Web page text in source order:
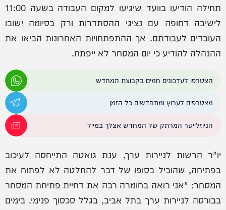
תחילה הודיעו בוועד שיגיעו למקום העבודה בשעה 11:00
לישיבה דחופה עם נציגי ההסתדרות ורק בסיומה ישובו
העובדים לעבודתם. אך ההתפתחויות האחרונות הביאו את
ההנהלה להודיע כי יום המסחר לא ייפתח.
הצטרפו לעדכונים חמים בקבוצת המחדש
מצטרפים לערוץ ומתחדשים כל הזמן
הניוזלייטר המרתק של המחדש אצלך במייל
יו"ר הרשות לניירות ערך, ענת גואטה התייחסה לעיכוב
בפתיחה, שהוביל בסופו של דבר להחלטה לא לפתוח את
המסחר: "אני רואה בחומרה רבה את דחיית פתיחת המסחר
בבורסה לניירות ערך בתל אביב, בגלל סכסוך פנימי. בימים